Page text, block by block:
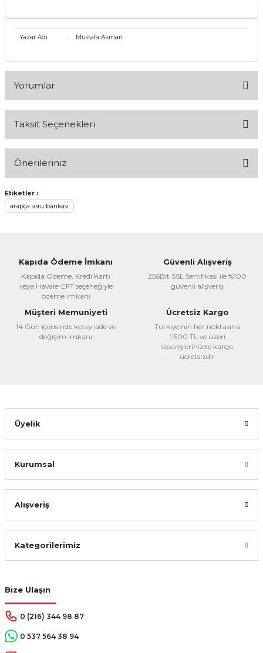
Yazar Adı : Mustafa Akman
Yorumlar
Taksit Seçenekleri
Önerileriniz
Bu ürünün fiyat bilgisi, resim, ürün açıklamalarında ve diğer
konularda yetersiz gördüğünüz noktaları öneri formunu
kullanarak tarafımıza iletebilirsiniz.
Ürün resmi kalitesiz, bozuk veya görüntülenemiyor.
Ürün açıklamasında eksik bilgiler bulunuyor.
Ürün bilgilerinde hatalar bulunuyor.
Etiketler :
arapça soru bankası
Kapıda Ödeme İmkanı
Kapıda Ödeme, Kredi Kartı
veya Havale-EFT seçeneğiyle
ödeme imkanı
Güvenli Alışveriş
256Bit SSL Sertifikası ile %100
güvenli alışveriş
Müşteri Memuniyeti
14 Gün içerisinde kolay iade ve
değişim imkanı
Ücretsiz Kargo
Türkiye'nin her noktasına
1.500 TL ve üzeri
siparişlerinizde kargo
ücretsizdir
Bize Ulaşın
0 (216) 344 98 87
0 537 564 38 94
Üyelik
Kurumsal
Alışveriş
Kategorilerimiz